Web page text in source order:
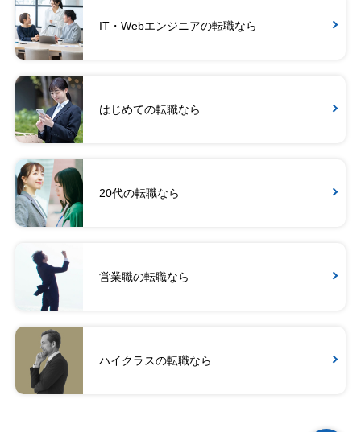
IT・Webエンジニアの転職なら
はじめての転職なら
20代の転職なら
営業職の転職なら
ハイクラスの転職なら